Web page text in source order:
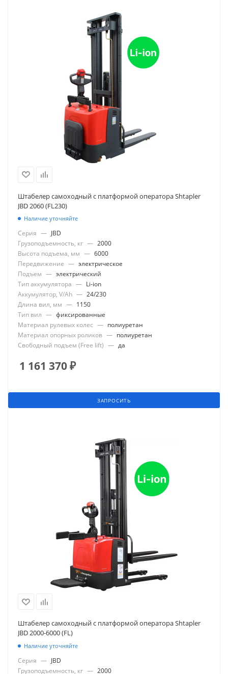
Штабелер самоходный с платформой оператора Shtapler
JBD 2060 (FL230)
Наличие уточняйте
Серия — JBD
Грузоподъемность, кг — 2000
Высота подъема, мм — 6000
Передвижение — электрическое
Подъем — электрический
Тип аккумулятора — Li-ion
Аккумулятор, V/Ah — 24/230
Длина вил, мм — 1150
Тип вил — фиксированные
Материал рулевых колес — полиуретан
Материал опорных роликов — полиуретан
Свободный подъем (Free lift) — да
1 161 370₽
ЗАПРОСИТЬ
Штабелер самоходный с платформой оператора Shtapler
JBD 2000-6000 (FL)
Наличие уточняйте
Серия — JBD
Грузоподъемность, кг — 2000